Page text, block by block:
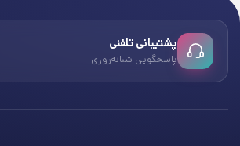
پشتیبانی تلفنی
پاسخگویی شبانه‌روزی